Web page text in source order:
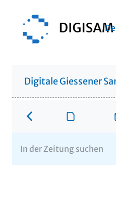
Digitale Giessener